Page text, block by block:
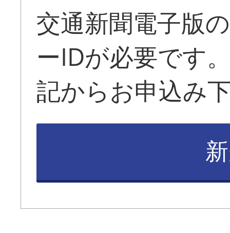
交通新聞電子版
ーIDが必要です
記からお申込み